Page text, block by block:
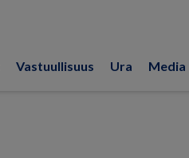
Vastuullisuus Ura Media